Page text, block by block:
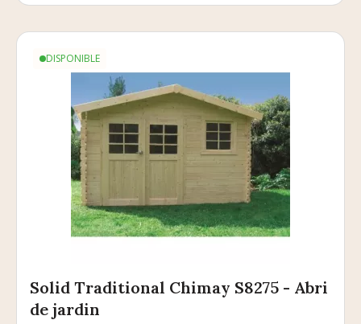
DISPONIBLE
Solid Traditional Chimay S8275 - Abri
de jardin